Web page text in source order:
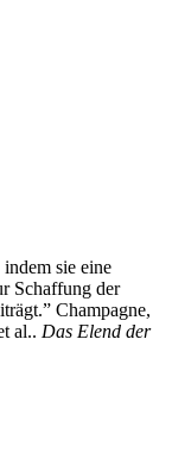
sie eine
Schaffung der
Champagne,
al.. Das Elend der